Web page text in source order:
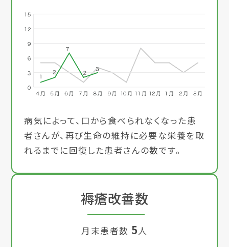
病気によって、口から食べられなくなった患
者さんが、再び生命の維持に必要な栄養を取
れるまでに回復した患者さんの数です。
褥瘡改善数
月末患者数 5 人